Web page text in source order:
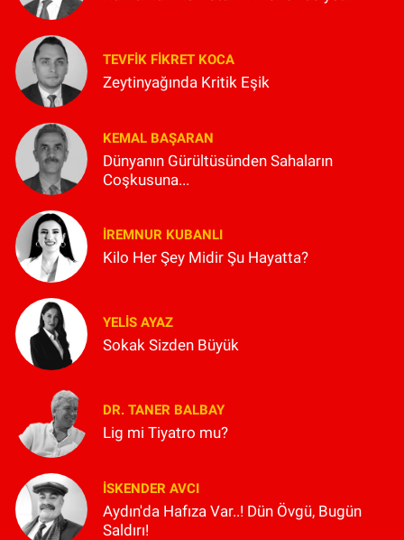
TEVFIK FIKRET KOCA
Zeytinyağında Kritik Eşik
KEMAL BAŞARAN
Dünyanın Gürültüsünden Sahaların
Coşkusuna...
İREMNUR KUBANLI
Kilo Her Şey Midir Şu Hayatta?
YELIS AYAZ
Sokak Sizden Büyük
DR. TANER BALBAY
Lig mi Tiyatro mu?
İSKENDER AVCI
Aydın'da Hafıza Var..! Dün Övgü, Bugün
Saldırı!